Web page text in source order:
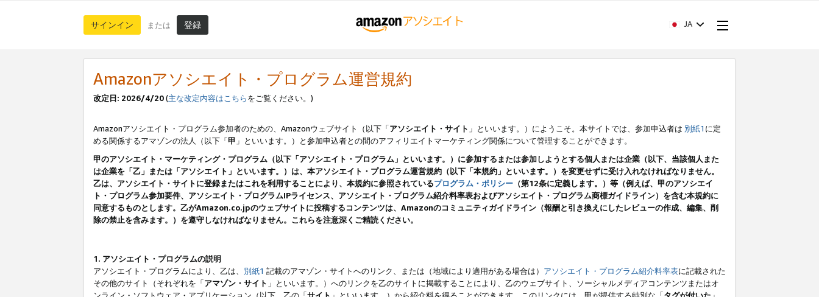
サインイン または 登録 JA
Amazonアソシエイト・プログラム運営規約
改定日: 2026/4/20(主な改定内容はこちらをご覧ください。)
Amazonアソシエイト・プログラム参加者のための、Amazonウェブサイト（以下「アソシエイト・サイト 」といいます。）にようこそ。本サイトでは、参加申込者は 別紙1 に定
める関係するアマゾンの法人（以下「甲 」といいます。）と参加申込者との間のアフィリエイトマーケティング関係について管理することができます。
甲のアソシエイト・マーケティング・プログラム（以下「アソシエイト・プログラム」といいます。）に参加するまたは参加しようとする個人または企業（以下、当該個人また
は企業を「乙」または「アソシエイト」といいます。）は、本アソシエイト・プログラム運営規約（以下「本規約」といいます。）を変更せずに受け入れなければなりません。
乙は、アソシエイト・サイトに登録またはこれを利用することにより、本規約に参照されているプログラム・ポリシー （第12条に定義します。）等（例えば、甲のアソシエイ
ト・プログラム参加要件、アソシエイト・プログラムIPライセンス、アソシエイト・プログラム紹介料率表およびアソシエイト・プログラム商標ガイドライン）を含む本規約に
同意するものとします。乙がAmazon.co.jpのウェブサイトに投稿するコンテンツは、Amazonのコミュニティガイドライン（報酬と引き換えにしたレビューの作成、編集、削
除の禁止を含みます。）を遵守しなければなりません。これらを注意深くご精読ください。
1. アソシエイト・プログラムの説明
アソシエイト・プログラムにより、乙は、 別紙1 記載のアマゾン・サイトへのリンク、または（地域により適用がある場合は） アソシエイト・プログラム紹介料率表に記載された
その他のサイト（それぞれを「アマゾン・サイト 」といいます。）へのリンクを乙のサイトに掲載することにより、乙のウェブサイト、ソーシャルメディアコンテンツまたはオ